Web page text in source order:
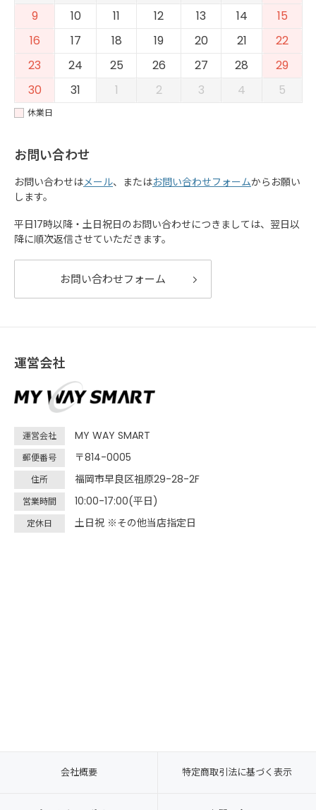
9
10 11 12 13 14
15
16
17 18 19 20 21
22
23
24 25 26 27 28
29
30
31 1 2 3 4 5
休業日
お問い合わせ
お問い合わせはメール、またはお問い合わせフォームからお願い
します。
平日17時以降・土日祝日のお問い合わせにつきましては、翌日以
降に順次返信させていただきます。
お問い合わせフォーム
運営会社
運営会社 MY WAY SMART
郵便番号 〒814-0005
住所 福岡市早良区祖原29-28-2F
営業時間 10:00-17:00(平日)
定休日 土日祝 ※その他当店指定日
会社概要 特定商取引法に基づく表示